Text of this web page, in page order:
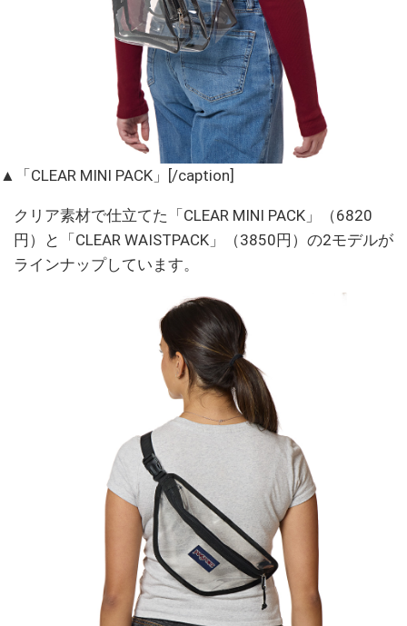
▲「CLEAR MINI PACK」[/caption]
クリア素材で仕立てた「CLEAR MINI PACK」（6820
円）と「CLEAR WAISTPACK」（3850円）の2モデルが
ラインナップしています。